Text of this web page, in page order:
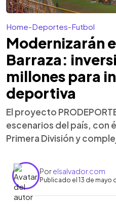
Home-Deportes-Futbol
Modernizarán
Barraza:
millones para
deportiva
El proyecto
escenarios del país, con
Primera División y
Porelsalvador.com
Publicado el 13 de mayo